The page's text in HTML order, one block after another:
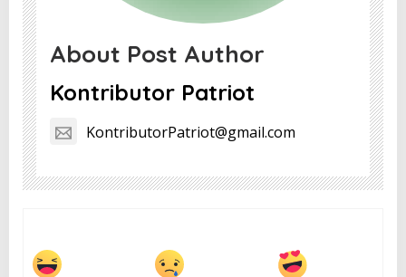
About Post Author
Kontributor Patriot
KontributorPatriot@gmail.com